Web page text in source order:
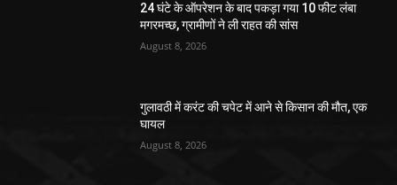
24 घंटे के ऑपरेशन के बाद पकड़ा गया 10 फीट लंबा
मगरमच्छ, ग्रामीणों ने ली राहत की सांस
August 8, 2026
गुलावठी में करंट की चपेट में आने से किसान की मौत, एक
घायल
August 8, 2026